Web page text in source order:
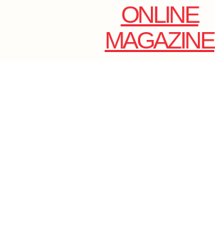
ONLINE
MAGAZINE